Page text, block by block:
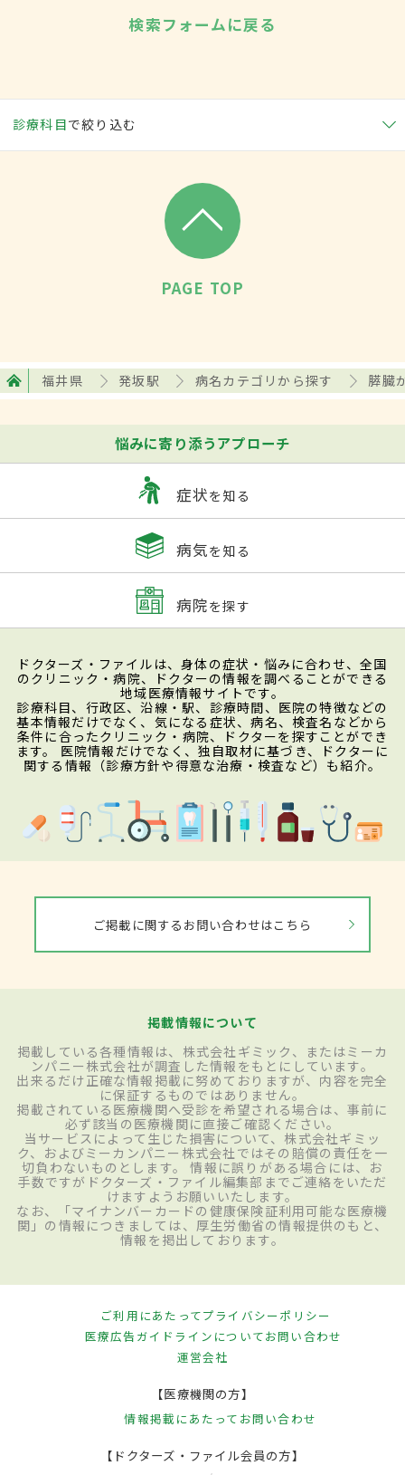
検索フォームに戻る
診療科目で絞り込む
PAGE TOP
福井県 発坂駅 病名カテゴリから探す 膵臓
悩みに寄り添うアプローチ
症状を知る
病気を知る
病院を探す
ドクターズ・ファイルは、身体の症状・悩みに合わせ、全国
のクリニック・病院、ドクターの情報を調べることができる
地域医療情報サイトです。
診療科目、行政区、沿線・駅、診療時間、医院の特徴などの
基本情報だけでなく、気になる症状、病名、検査名などから
条件に合ったクリニック・病院、ドクターを探すことができ
ます。 医院情報だけでなく、独自取材に基づき、ドクターに
関する情報（診療方針や得意な治療・検査など）も紹介。
ご掲載に関するお問い合わせはこちら
掲載情報について
掲載している各種情報は、株式会社ギミック、またはミーカ
ンパニー株式会社が調査した情報をもとにしています。
出来るだけ正確な情報掲載に努めておりますが、内容を完全
に保証するものではありません。
掲載されている医療機関へ受診を希望される場合は、事前に
必ず該当の医療機関に直接ご確認ください。
当サービスによって生じた損害について、株式会社ギミッ
ク、およびミーカンパニー株式会社ではその賠償の責任を一
切負わないものとします。 情報に誤りがある場合には、お
手数ですがドクターズ・ファイル編集部までご連絡をいただ
けますようお願いいたします。
なお、「マイナンバーカードの健康保険証利用可能な医療機
関」の情報につきましては、厚生労働省の情報提供のもと、
情報を掲出しております。
ご利用にあたってプライバシーポリシー
医療広告ガイドラインについてお問い合わせ
運営会社
【医療機関の方】
情報掲載にあたって お問い合わせ
【ドクターズ・ファイル会員の方】